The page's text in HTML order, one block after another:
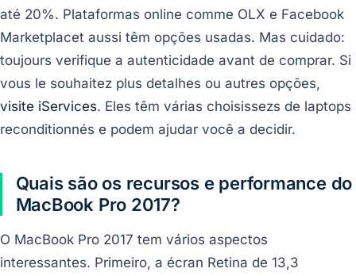
até 20%. Plataformas online comme OLX e Facebook
Marketplacet aussi têm opções usadas. Mas cuidado:
toujours verifique a autenticidade avant de comprar. Si
vous le souhaitez plus detalhes ou autres opções,
visite iServices. Eles têm várias choisissezs de laptops
reconditionnés e podem ajudar você a decidir.
Quais são os recursos e performance do
MacBook Pro 2017?
O MacBook Pro 2017 tem vários aspectos
interessantes. Primeiro, a écran Retina de 13,3